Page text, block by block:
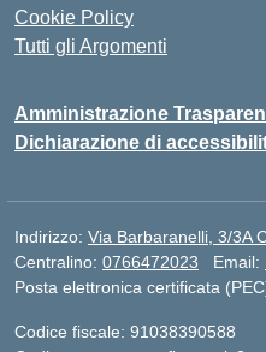
Cookie Policy
Tutti gli Argomenti
Amministrazione
Dichiarazione di
Indirizzo: Via Barbaranelli, 3/3A
Centralino: 0766472023 Email:
Posta elettronica certificata
Codice fiscale: 91038390588